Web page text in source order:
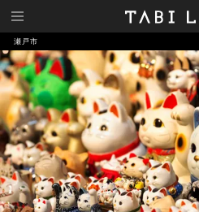
瀬戸市